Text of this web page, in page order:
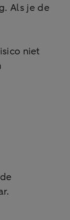
Als je de
niet